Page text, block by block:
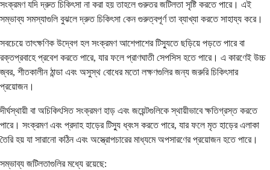
সংক্রমণ যদি দ্রুত চিকিৎসা না করা হয় তাহলে গুরুতর জটিলতা সৃষ্টি করতে পারে। এই
সম্ভাব্য সমস্যাগুলি বুঝলে দ্রুত চিকিৎসা কেন গুরুত্বপূর্ণ তা ব্যাখ্যা করতে সাহায্য করে।
সবচেয়ে তাৎক্ষণিক উদ্বেগ হল সংক্রমণ আশেপাশের টিস্যুতে ছড়িয়ে পড়তে পারে বা
রক্তপ্রবাহে প্রবেশ করতে পারে, যার ফলে প্রাণঘাতী সেপসিস হতে পারে। এ কারণেই উচ্চ
জ্বর, শীতকালীন ঠান্ডা এবং অসুস্থ বোধের মতো লক্ষণগুলির জন্য জরুরি চিকিৎসার
প্রয়োজন।
দীর্ঘস্থায়ী বা অচিকিৎসিত সংক্রমণ হাড় এবং জয়েন্টগুলিকে স্থায়ীভাবে ক্ষতিগ্রস্ত করতে
পারে। সংক্রমণ এবং প্রদাহ হাড়ের টিস্যু ধ্বংস করতে পারে, যার ফলে মৃত হাড়ের এলাকা
তৈরি হয় যা সারানো কঠিন এবং অস্ত্রোপচারের মাধ্যমে অপসারণের প্রয়োজন হতে পারে।
সম্ভাব্য জটিলতাগুলির মধ্যে রয়েছে: